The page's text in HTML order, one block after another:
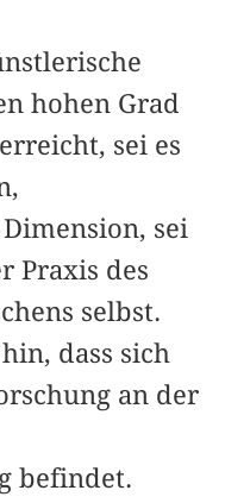
hohen Grad
sei es
sei
Praxis des
selbst.
dass sich
an der
befindet.